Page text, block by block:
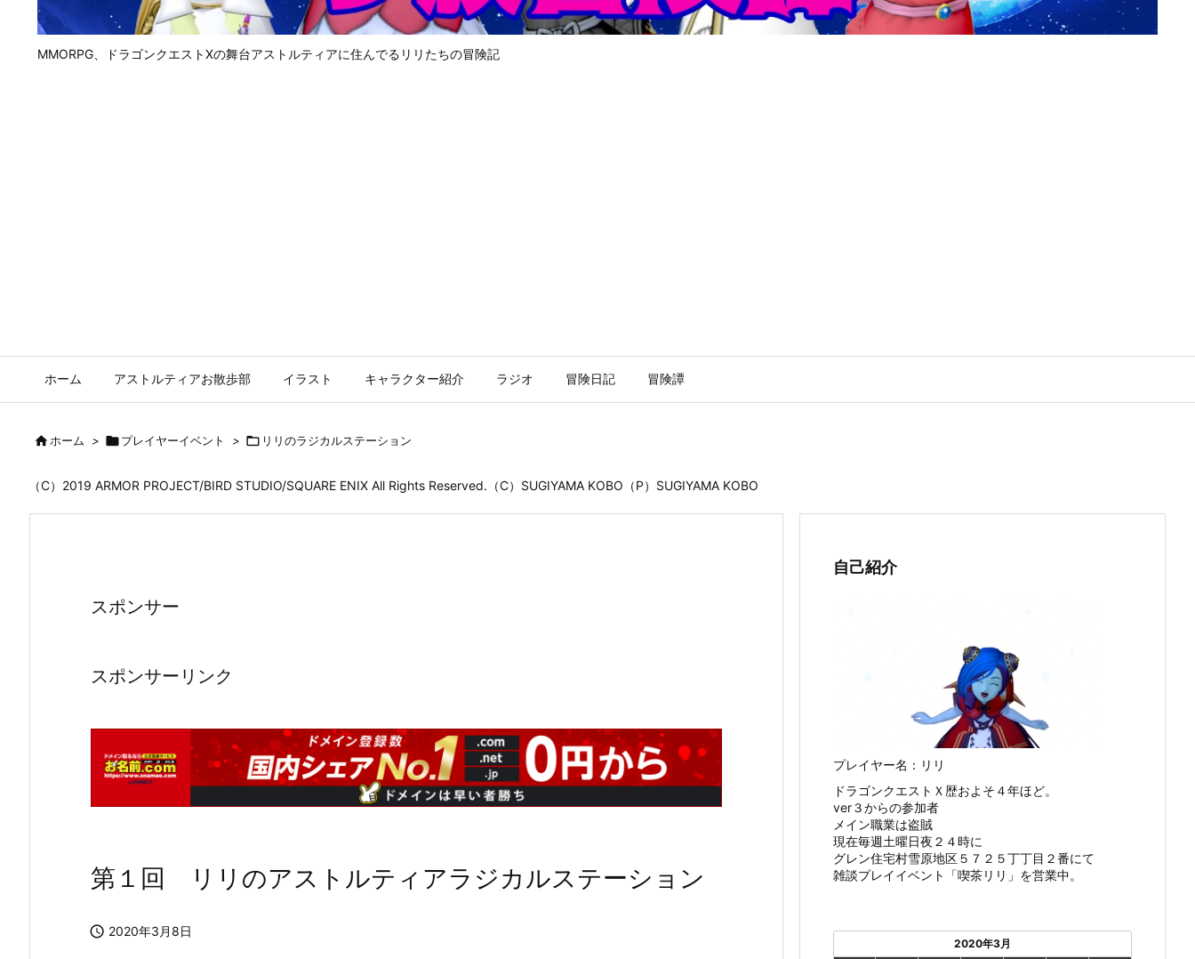
MMORPG、ドラゴンクエストⅩの舞台アストルティアに住んでるリリたちの冒険記
ホーム アストルティアお散歩部 イラスト キャラクター紹介 ラジオ 冒険日記 冒険譚
ホーム > プレイヤーイベント >  リリのラジカルステーション
（C）2019 ARMOR PROJECT/BIRD STUDIO/SQUARE ENIX All Rights Reserved.（C）SUGIYAMA KOBO（P）SUGIYAMA KOBO
スポンサー
スポンサーリンク
第１回 リリのアストルティアラジカルステーション
 2020年3月8日
自己紹介
プレイヤー名：リリ
ドラゴンクエストＸ歴およそ４年ほど。
ver３からの参加者
メイン職業は盗賊
現在毎週土曜日夜２４時に
グレン住宅村雪原地区５７２５丁丁目２番にて
雑談プレイイベント「喫茶リリ」を営業中。
2020年3月